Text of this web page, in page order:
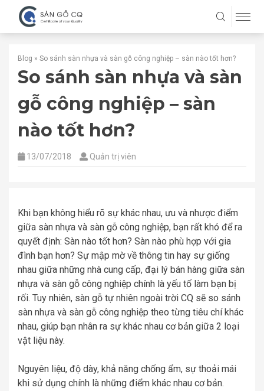
Blog » So sánh sàn nhựa và sàn gỗ công nghiệp – sàn nào tốt hơn?
So sánh sàn nhựa và sàn
gỗ công nghiệp – sàn
nào tốt hơn?
13/07/2018 Quản trị viên
Khi bạn không hiểu rõ sự khác nhau, ưu và nhược điểm
giữa sàn nhựa và sàn gỗ công nghiệp, bạn rất khó để ra
quyết định: Sàn nào tốt hơn? Sàn nào phù hợp với gia
đình bạn hơn? Sự mập mờ về thông tin hay sự giống
nhau giữa những nhà cung cấp, đại lý bán hàng giữa sàn
nhựa và sàn gỗ công nghiệp chính là yếu tố làm bạn bị
rối. Tuy nhiên, sàn gỗ tự nhiên ngoài trời CQ sẽ so sánh
sàn nhựa và sàn gỗ công nghiệp theo từng tiêu chí khác
nhau, giúp bạn nhân ra sự khác nhau cơ bản giữa 2 loại
vật liệu này.
Nguyên liệu, độ dày, khả năng chống ẩm, sự thoải mái
khi sử dụng chính là những điểm khác nhau cơ bản.